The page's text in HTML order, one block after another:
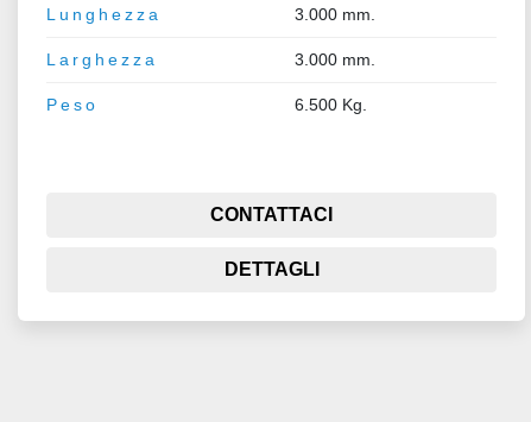
Lunghezza 3.000 mm.
Larghezza 3.000 mm.
Peso 6.500 Kg.
CONTATTACI
DETTAGLI